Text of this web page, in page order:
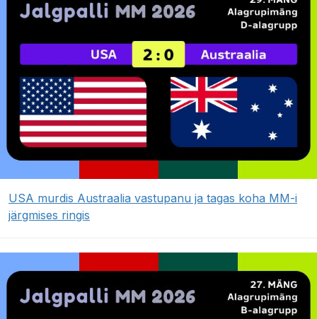
USA murdis Austraalia vastupanu ja tagas koha MM-i
järgmises ringis